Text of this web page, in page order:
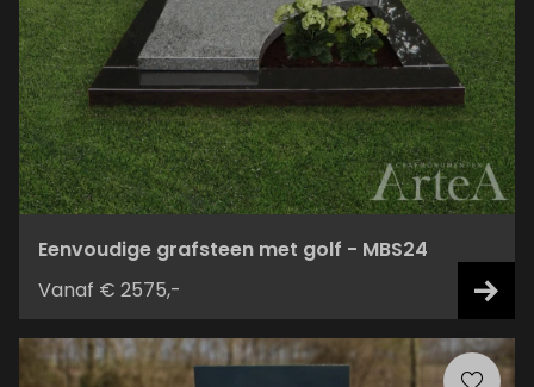
Eenvoudige grafsteen met golf - MBS24
Vanaf € 2575,-